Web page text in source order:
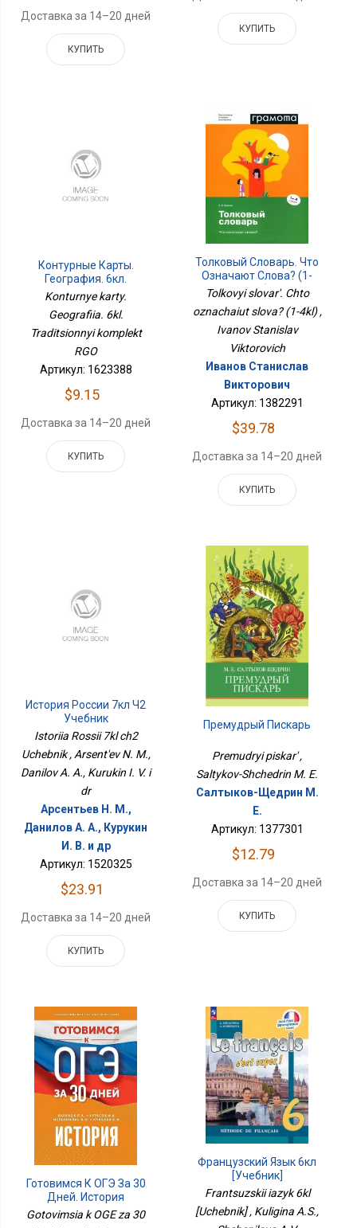
Доставка за 14–20 дней
КУПИТЬ
КУПИТЬ
Контурные Карты.
География. 6кл.
Традиционный
Комплект РГО
Konturnye karty.
Geografiia. 6kl.
Traditsionnyi komplekt
RGO
Артикул: 1623388
$9.15
Доставка за 14–20 дней
КУПИТЬ
Толковый Словарь. Что
Означают Слова? (1-
4кл)
Tolkovyi slovar'. Chto
oznachaiut slova? (1-4kl) ,
Ivanov Stanislav
Viktorovich
Иванов Станислав
Викторович
Артикул: 1382291
$39.78
Доставка за 14–20 дней
КУПИТЬ
История России 7кл Ч2
Учебник
Istoriia Rossii 7kl ch2
Uchebnik , Arsent'ev N. M.,
Danilov A. A., Kurukin I. V. i
dr
Арсентьев Н. М.,
Данилов А. А., Курукин
И. В. и др
Артикул: 1520325
$23.91
Доставка за 14–20 дней
КУПИТЬ
Премудрый Пискарь
Premudryi piskar' ,
Saltykov-Shchedrin M. E.
Салтыков-Щедрин М.
Е.
Артикул: 1377301
$12.79
Доставка за 14–20 дней
КУПИТЬ
Готовимся К ОГЭ За 30
Дней. История
Gotovimsia k OGE za 30
Французский Язык 6кл
[Учебник]
Frantsuzskii iazyk 6kl
[Uchebnik] , Kuligina A.S.,